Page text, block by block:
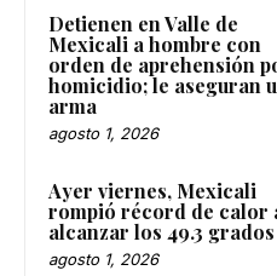
Detienen en Valle de
Mexicali a hombre con
orden de aprehensión
homicidio; le aseguran
arma
agosto 1, 2026
Ayer viernes, Mexicali
rompió récord de calor
alcanzar los 49.3 grados
agosto 1, 2026